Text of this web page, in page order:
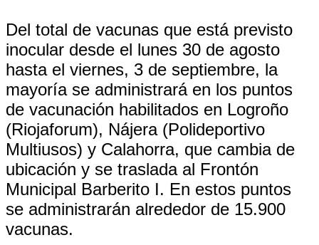
Del total de vacunas que está previsto
inocular desde el lunes 30 de agosto
hasta el viernes, 3 de septiembre, la
mayoría se administrará en los puntos
de vacunación habilitados en Logroño
(Riojaforum), Nájera (Polideportivo
Multiusos) y Calahorra, que cambia de
ubicación y se traslada al Frontón
Municipal Barberito I. En estos puntos
se administrarán alrededor de 15.900
vacunas.